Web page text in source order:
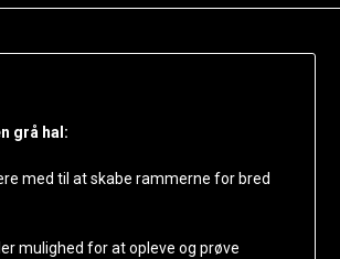
grå hal:
med til at skabe rammerne for bred
mulighed for at opleve og prøve